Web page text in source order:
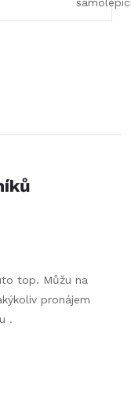
top. Můžu na
pronájem
.